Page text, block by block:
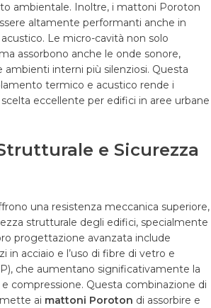
ambientale. Inoltre, i mattoni Poroton
altamente performanti anche in
Le micro-cavità non solo
assorbono anche le onde sonore,
ambienti interni più silenziosi. Questa
termico e acustico rende i
eccellente per edifici in aree urbane
e Sicurezza
una resistenza meccanica superiore,
strutturale degli edifici, specialmente
progettazione avanzata include
in acciaio e l’uso di fibre di vetro e
che aumentano significativamente la
compressione. Questa combinazione di
ai mattoni Poroton di assorbire e